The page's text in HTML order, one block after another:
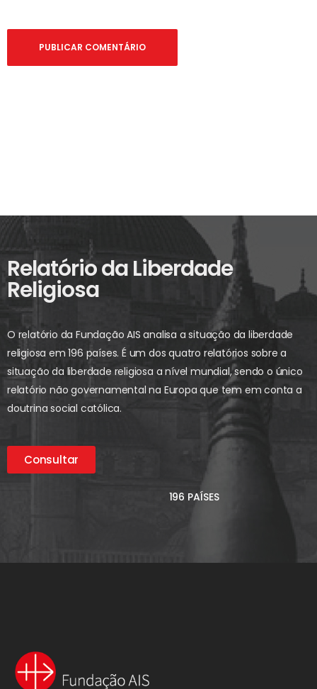
Relatório da Liberdade
Religiosa
O relatório da Fundação AIS analisa a situação da liberdade
religiosa em 196 países. É um dos quatro relatórios sobre a
situação da liberdade religiosa a nível mundial, sendo o único
relatório não governamental na Europa que tem em conta a
doutrina social católica.
Consultar
196 PAÍSES